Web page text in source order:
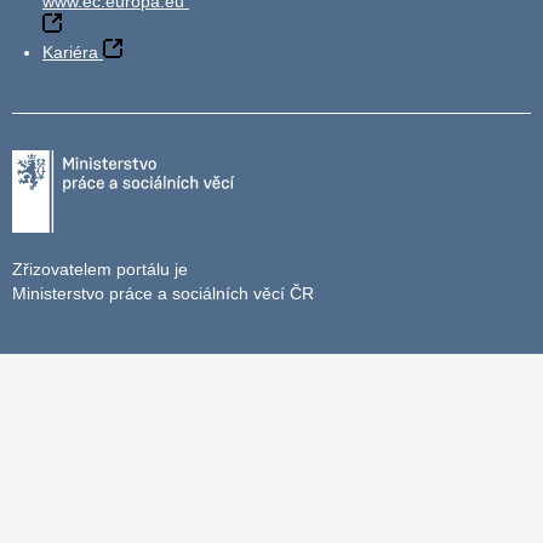
Kariéra
Zřizovatelem portálu je
Ministerstvo práce a sociálních věcí ČR